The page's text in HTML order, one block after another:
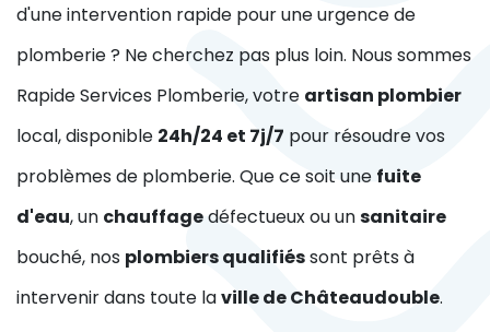
d'une intervention rapide pour une urgence de
plomberie ? Ne cherchez pas plus loin. Nous sommes
Rapide Services Plomberie, votre artisan plombier
local, disponible 24h/24 et 7j/7 pour résoudre vos
problèmes de plomberie. Que ce soit une fuite
d'eau, un chauffagedéfectueux ou unsanitaire
bouché, nos plombiers qualifiéssont prêts à
intervenir dans toute laville de Châteaudouble.